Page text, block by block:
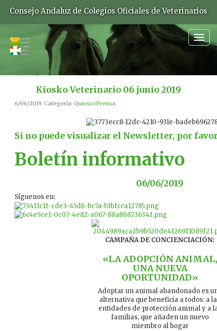
Consejo Andaluz de Colegios Oficiales de Veterinarios
Kiosko Veterinario 06 junio 2019
6/06/2019. Categoría: QuioscoPrensa
Si no puede visualizar el Newsletter, por
Boletín informativo
06/06/2019
Síguenos en:
CAMPAÑA DE CONCIENCIACIÓN:
«LA ADOPCIÓN ANIMAL,
UNA NUEVA
OPORTUNIDAD»
Adoptar un animal abandonado es
alternativa que beneficia a todos: a
entidades de protección animal y a
familias, que añaden un nuevo
miembro al hogar